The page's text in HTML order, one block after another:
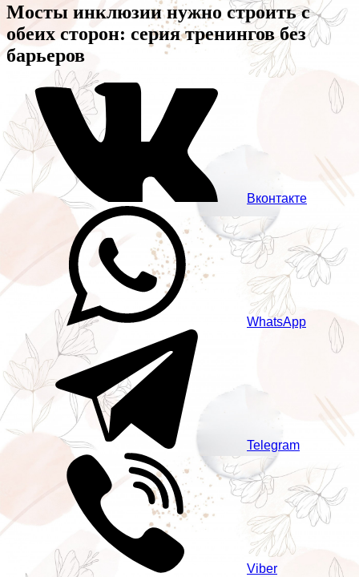
Мосты инклюзии нужно строить с
обеих сторон: серия тренингов без
барьеров
Вконтакте
WhatsApp
Telegram
Viber